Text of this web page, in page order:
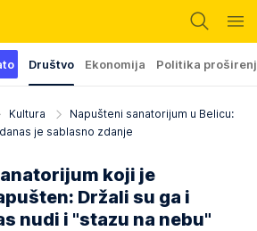
Društvo Ekonomija Politika
Kultura
Napušteni sanatorijum u Belicu:
je sablasno zdanje
koji je
Držali su ga i
nudi i "stazu na nebu"